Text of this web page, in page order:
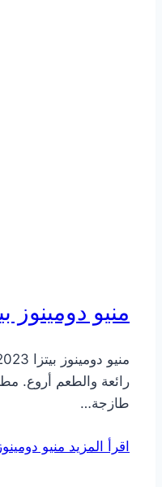
منيو دومينوز بيتزا 2023 – أسعار المنيو الجديد
رائعة والطعم أروع.
طازجة…
اقرأ المزيد منيو دومينوز بيتزا 2023 – أسعار